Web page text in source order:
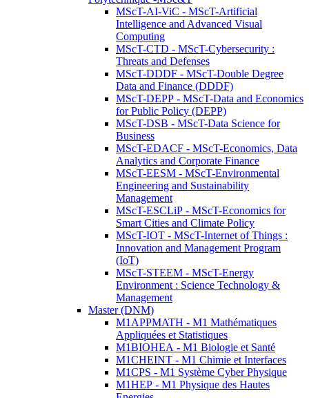
MScT-AI-ViC - MScT-Artificial
Intelligence and Advanced Visual
Computing
MScT-CTD - MScT-Cybersecurity :
Threats and Defenses
MScT-DDDF - MScT-Double Degree
Data and Finance (DDDF)
MScT-DEPP - MScT-Data and Economics
for Public Policy (DEPP)
MScT-DSB - MScT-Data Science for
Business
MScT-EDACF - MScT-Economics, Data
Analytics and Corporate Finance
MScT-EESM - MScT-Environmental
Engineering and Sustainability
Management
MScT-ESCLiP - MScT-Economics for
Smart Cities and Climate Policy
MScT-IOT - MScT-Internet of Things :
Innovation and Management Program
(IoT)
MScT-STEEM - MScT-Energy
Environment : Science Technology &
Management
Master (DNM)
M1APPMATH - M1 Mathématiques
Appliquées et Statistiques
M1BIOHEA - M1 Biologie et Santé
M1CHEINT - M1 Chimie et Interfaces
M1CPS - M1 Système Cyber Physique
M1HEP - M1 Physique des Hautes